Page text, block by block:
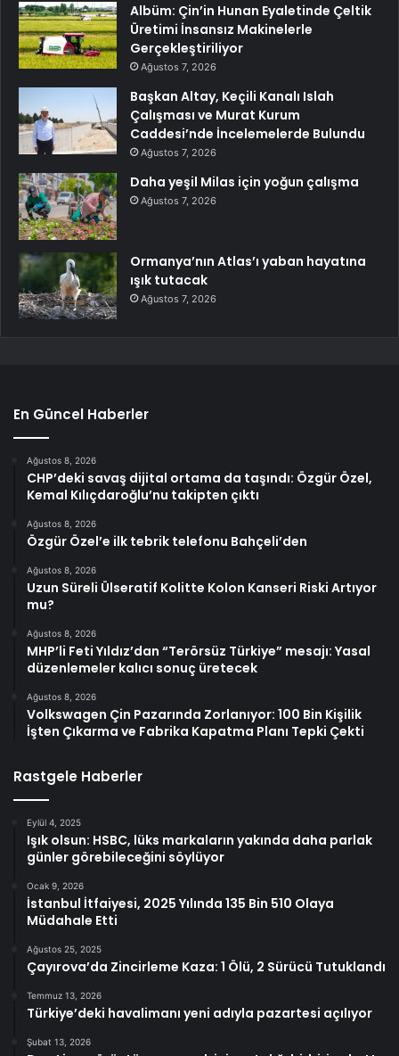
Albüm: Çin’in Hunan Eyaletinde Çeltik
Üretimi İnsansız Makinelerle
Gerçekleştiriliyor
Ağustos 7, 2026
Başkan Altay, Keçili Kanalı Islah
Çalışması ve Murat Kurum
Caddesi’nde İncelemelerde Bulundu
Ağustos 7, 2026
Daha yeşil Milas için yoğun çalışma
Ağustos 7, 2026
Ormanya’nın Atlas’ı yaban hayatına
ışık tutacak
Ağustos 7, 2026
En Güncel Haberler
Ağustos 8, 2026
CHP’deki savaş dijital ortama da taşındı: Özgür Özel,
Kemal Kılıçdaroğlu’nu takipten çıktı
Ağustos 8, 2026
Özgür Özel’e ilk tebrik telefonu Bahçeli’den
Ağustos 8, 2026
Uzun Süreli Ülseratif Kolitte Kolon Kanseri Riski Artıyor
mu?
Ağustos 8, 2026
MHP’li Feti Yıldız’dan “Terörsüz Türkiye” mesajı: Yasal
düzenlemeler kalıcı sonuç üretecek
Ağustos 8, 2026
Volkswagen Çin Pazarında Zorlanıyor: 100 Bin Kişilik
İşten Çıkarma ve Fabrika Kapatma Planı Tepki Çekti
Rastgele Haberler
Eylül 4, 2025
Işık olsun: HSBC, lüks markaların yakında daha parlak
günler görebileceğini söylüyor
Ocak 9, 2026
İstanbul İtfaiyesi, 2025 Yılında 135 Bin 510 Olaya
Müdahale Etti
Ağustos 25, 2025
Çayırova’da Zincirleme Kaza: 1 Ölü, 2 Sürücü Tutuklandı
Temmuz 13, 2026
Türkiye’deki havalimanı yeni adıyla pazartesi açılıyor
Şubat 13, 2026